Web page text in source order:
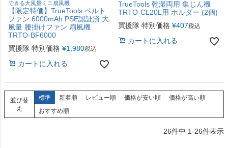
できる大風量ミニ扇風機
【限定特価】TrueTools ベルト
ファン 6000mAh PSE認証済 大
風量 腰掛けファン 扇風機
TRTO-BF6000
買援隊 特別価格 ¥1,980税込
カートに入れる
TrueTools 乾湿両用 集じん機
TRTO-CL20L用 ホルダー (2個)
買援隊 特別価格 ¥407税込
カートに入れる
並び替
え
標準 新着順 レビュー順 価格が安い順
価格が高い順
おすすめ順
26件中 1-26件表示